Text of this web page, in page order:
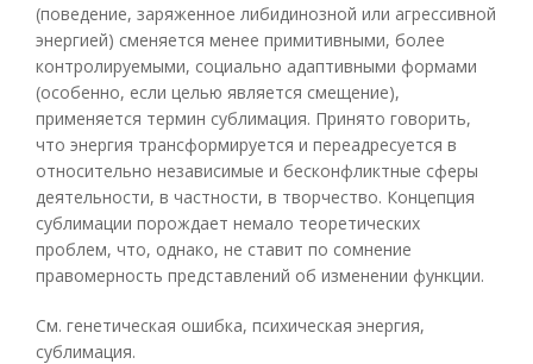
(поведение, заряженное либидинозной или агрессивной
энергией) сменяется менее примитивными, более
контролируемыми, социально адаптивными формами
(особенно, если целью является смещение),
применяется термин сублимация. Принято говорить,
что энергия трансформируется и переадресуется в
относительно независимые и бесконфликтные сферы
деятельности, в частности, в творчество. Концепция
сублимации порождает немало теоретических
проблем, что, однако, не ставит по сомнение
правомерность представлений об изменении функции.
См. генетическая ошибка, психическая энергия,
сублимация.